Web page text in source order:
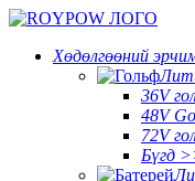
Хөдөлгөөний
36V
48V
72V
Бүгд